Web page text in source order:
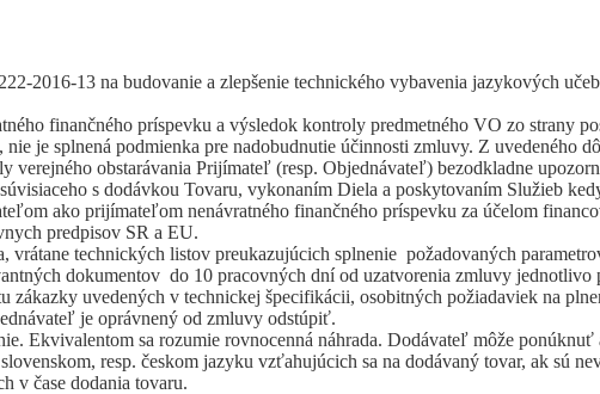
2016-13 na budovanie a zlepšenie technického vybavenia jazykových
finančného príspevku a výsledok kontroly predmetného VO zo strany
je splnená podmienka pre nadobudnutie účinnosti zmluvy. Z uvedeného
verejného obstarávania Prijímateľ (resp. Objednávateľ) bezodkladne
s dodávkou Tovaru, vykonaním Diela a poskytovaním Služieb
ako prijímateľom nenávratného finančného príspevku za účelom
predpisov SR a EU.
vrátane technických listov preukazujúcich splnenie požadovaných
dokumentov do 10 pracovných dní od uzatvorenia zmluvy
zákazky uvedených v technickej špecifikácii, osobitných požiadaviek na
je oprávnený od zmluvy odstúpiť.
Ekvivalentom sa rozumie rovnocenná náhrada. Dodávateľ môže ponúknuť
resp. českom jazyku vzťahujúcich sa na dodávaný tovar, ak sú
v čase dodania tovaru.